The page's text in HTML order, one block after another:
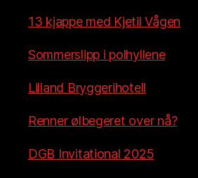
13 kjappe med Kjetil Vågen
Sommerslipp i polhyllene
Lilland Bryggerihotell
Renner ølbegeret over nå?
DGB Invitational 2025